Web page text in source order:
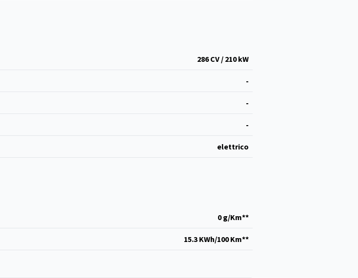
286 CV / 210 kW
-
-
-
elettrico
0 g/Km**
15.3 KWh/100 Km**